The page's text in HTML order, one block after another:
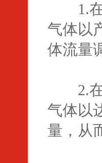
1.在
气体以
体流量
2.在
气体以
量，从